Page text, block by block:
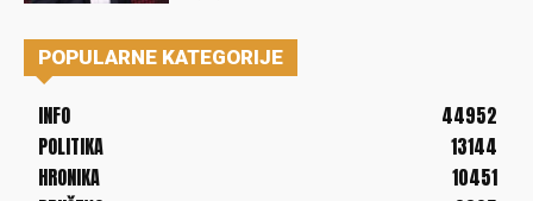
POPULARNE KATEGORIJE
INFO
44952
POLITIKA
13144
HRONIKA
10451